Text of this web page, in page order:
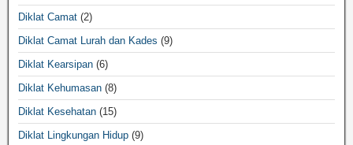
Diklat Camat (2)
Diklat Camat Lurah dan Kades (9)
Diklat Kearsipan (6)
Diklat Kehumasan (8)
Diklat Kesehatan (15)
Diklat Lingkungan Hidup (9)